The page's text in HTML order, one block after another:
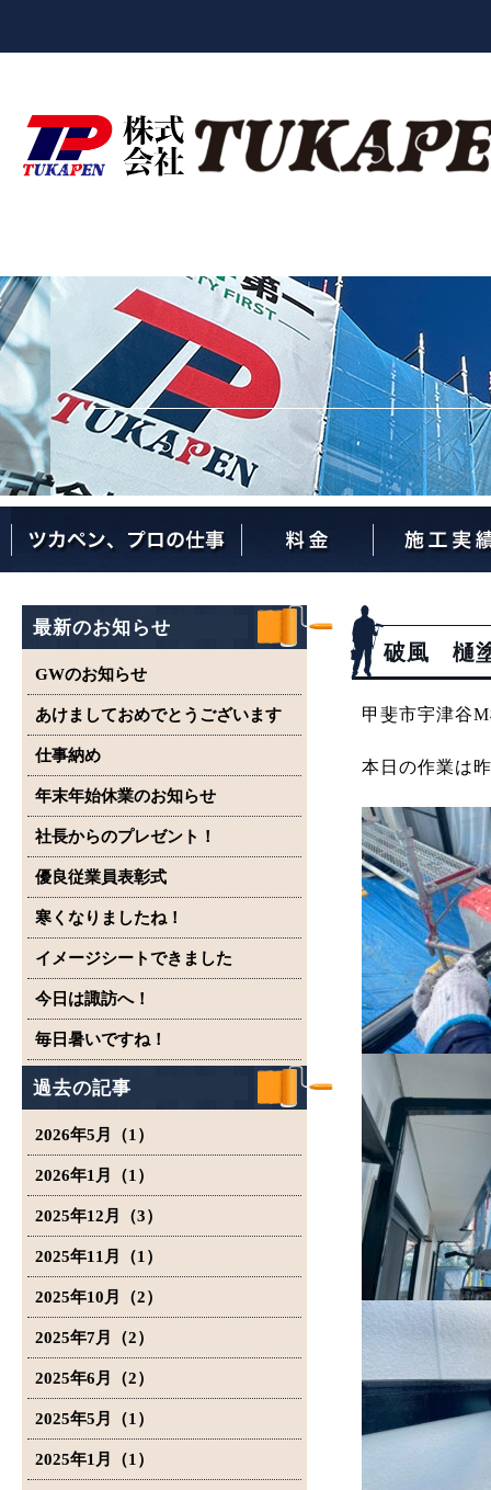
最新のお知らせ
GWのお知らせ
あけましておめでとうございます
仕事納め
年末年始休業のお知らせ
社長からのプレゼント！
優良従業員表彰式
寒くなりましたね！
イメージシートできました
今日は諏訪へ！
毎日暑いですね！
過去の記事
2026年5月（1）
2026年1月（1）
2025年12月（3）
2025年11月（1）
2025年10月（2）
2025年7月（2）
2025年6月（2）
2025年5月（1）
2025年1月（1）
破風 樋
甲斐市宇津谷
本日の作業は